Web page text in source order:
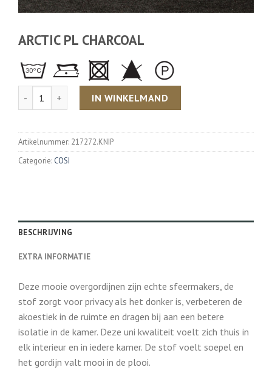
ARCTIC PL CHARCOAL
Aantal IN WINKELMAND
Artikelnummer: 217272.KNIP
Categorie: COSI
BESCHRIJVING
EXTRA INFORMATIE
Deze mooie overgordijnen zijn echte sfeermakers, de
stof zorgt voor privacy als het donker is, verbeteren de
akoestiek in de ruimte en dragen bij aan een betere
isolatie in de kamer. Deze uni kwaliteit voelt zich thuis in
elk interieur en in iedere kamer. De stof voelt soepel en
het gordijn valt mooi in de plooi.